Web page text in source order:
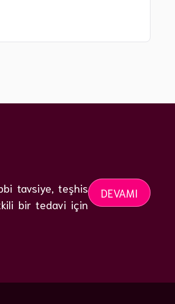
tavsiye, teşhis
bir tedavi için
DEVAMI